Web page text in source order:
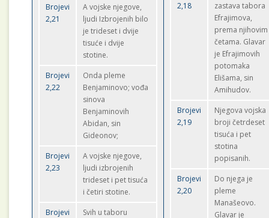
Brojevi
2,21
A vojske njegove,
ljudi Izbrojenih bilo
je trideset i dvije
tisuće i dvije
stotine.
Brojevi
2,22
Onda pleme
Benjaminovo; vođa
sinova
Benjaminovih
Abidan, sin
Gideonov;
Brojevi
2,23
A vojske njegove,
ljudi izbrojenih
trideset i pet tisuća
i četiri stotine.
Brojevi
Svih u taboru
2,18
zastava tabora
Efrajimova,
prema njihovim
četama. Glavar
je Efrajimovih
potomaka
Elišama, sin
Amihudov.
Brojevi
2,19
Njegova vojska
broji četrdeset
tisuća i pet
stotina
popisanih.
Brojevi
2,20
Do njega je
pleme
Manašeovo.
Glavar je